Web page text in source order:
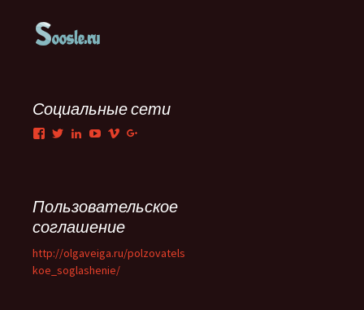
Социальные сети
Facebook
TwitterLinkedIn
YouTube
Vimeo
Пользовательское
соглашение
http://olgaveiga.ru/polzovatels
koe_soglashenie/